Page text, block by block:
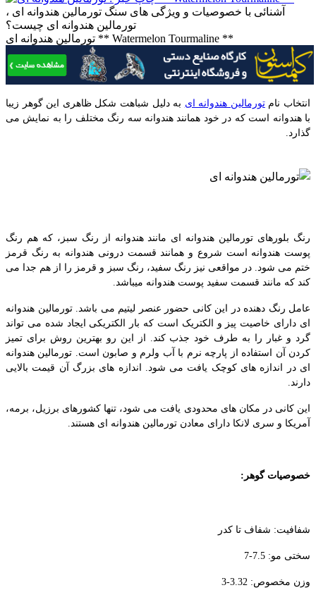
آشنائی با خصوصیات و ویژگی های سنگ تورمالین هندوانه ای ،
تورمالین هندوانه ای چیست؟
تورمالین هندوانه ای ** Watermelon Tourmaline **
انتخاب نامتورمالین هندوانه ای به دلیل شباهت شکل ظاهری این گوهر زیبا
با هندوانه است که در خود همانند هندوانه سه رنگ مختلف را به نمایش می
گذارد.
رنگ بلورهای تورمالین هندوانه ای مانند هندوانه از رنگ سبز، که هم رنگ
پوست هندوانه است شروع و همانند قسمت درونی هندوانه به رنگ قرمز
ختم می شود. در مواقعی نیز رنگ سفید، رنگ سبز و قرمز را از هم جدا می
کند که مانند قسمت سفید پوست هندوانه میباشد.
عامل رنگ دهنده در این کانی حضور عنصر لیتیم می باشد. تورمالین هندوانه
ای دارای خاصیت پیز و الکتریک است که بار الکتریکی ایجاد شده می تواند
گرد و غبار را به طرف خود جذب کند. از این رو بهترین روش برای تمیز
کردن آن استفاده از پارچه نرم با آب ولرم و صابون است. تورمالین هندوانه
ای در اندازه های کوچک یافت می شود. اندازه های بزرگ آن قیمت بالایی
دارند.
این کانی در مکان های محدودی یافت می شود، تنها کشورهای برزیل، برمه،
آمریکا و سری لانکا دارای معادن تورمالین هندوانه ای هستند.
خصوصیات گوهر:
شفافیت: شفاف تا کدر
سختی مو: 7.5-7
وزن مخصوص: 3.32-3